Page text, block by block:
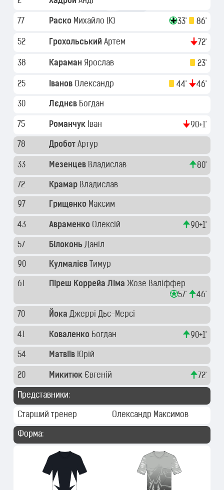
77 Раско Михайло (K) 33' 86'
52 Грохольський Артем 72'
38 Караман Ярослав 23'
25 Іванов Олександр 44' 46'
30 Лєднєв Богдан
75 Романчук Іван 90+1'
78 Дробот Артур
33 Мезенцев Владислав 80'
72 Крамар Владислав
97 Грищенко Максим
43 Авраменко Олексій 90+1'
57 Білоконь Даніл
90 Кулмалієв Тимур
61 Піреш Коррейа Ліма Жозе Валіффер
57'
46'
70 Йока Джеррі Дьє-Мерсі
41 Коваленко Богдан 90+1'
54 Матвіїв Юрій
20 Микитюк Євгеній 72'
Представники:
Старший тренер Олександр Максимов
Форма: